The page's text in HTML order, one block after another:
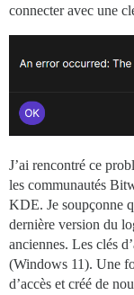
connecter avec une
J’ai rencontré ce
les communautés
KDE. Je soupçonne
dernière version du
anciennes. Les clés
(Windows 11). Une
d’accès et créé de